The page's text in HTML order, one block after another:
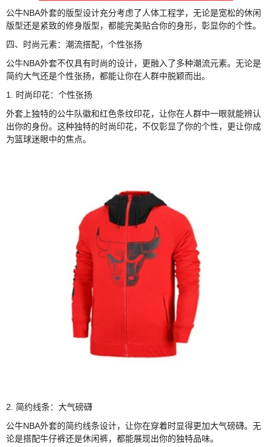
公牛NBA外套的版型设计充分考虑了人体工程学，无论是宽松的休闲
版型还是紧致的修身版型，都能完美贴合你的身形，彰显你的个性。
四、时尚元素：潮流搭配，个性张扬
公牛NBA外套不仅具有时尚的设计，更融入了多种潮流元素。无论是
简约大气还是个性张扬，都能让你在人群中脱颖而出。
1. 时尚印花：个性张扬
外套上独特的公牛队徽和红色条纹印花，让你在人群中一眼就能辨认
出你的身份。这种独特的时尚印花，不仅彰显了你的个性，更让你成
为篮球迷眼中的焦点。
2. 简约线条：大气磅礴
公牛NBA外套的简约线条设计，让你在穿着时显得更加大气磅礴。无
论是搭配牛仔裤还是休闲裤，都能展现出你的独特品味。